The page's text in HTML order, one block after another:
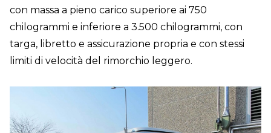
con massa a pieno carico superiore ai 750
chilogrammi e inferiore a 3.500 chilogrammi, con
targa, libretto e assicurazione propria e con stessi
limiti di velocità del rimorchio leggero.